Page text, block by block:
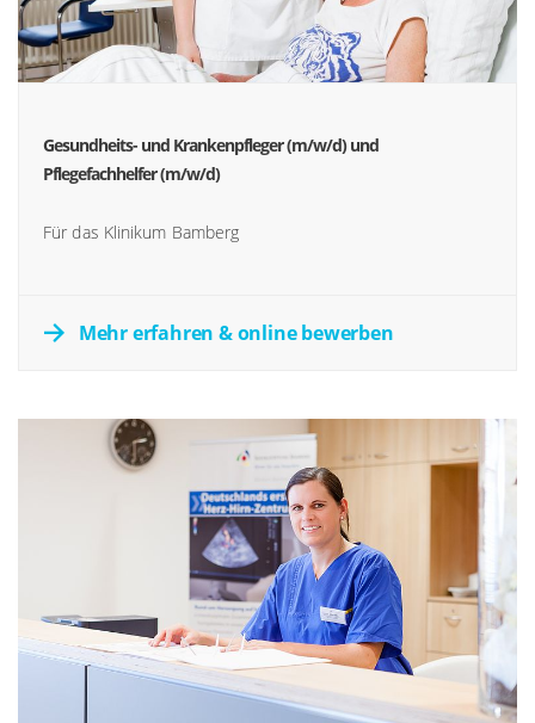
Gesundheits- und Krankenpfleger (m/w/d) und
Pflegefachhelfer (m/w/d)
Für das Klinikum Bamberg
Mehr erfahren & online bewerben